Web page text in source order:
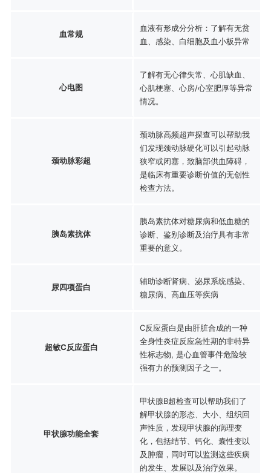
血常规
血液有形成分分析：了解有无贫
血、感染、白细胞及血小板异常
心电图
了解有无心律失常、心肌缺血、
心肌梗塞、心房/心室肥厚等异常
情况。
颈动脉彩超
颈动脉高频超声探查可以帮助我
们发现颈动脉硬化可以引起动脉
狭窄或闭塞，致脑部供血障碍，
是临床有重要诊断价值的无创性
检查方法。
胰岛素抗体
胰岛素抗体对糖尿病和低血糖的
诊断、鉴别诊断及治疗具有非常
重要的意义。
尿四项蛋白
辅助诊断肾病、泌尿系统感染、
糖尿病、高血压等疾病
超敏C反应蛋白
C反应蛋白是由肝脏合成的一种
全身性炎症反应急性期的非特异
性标志物, 是心血管事件危险较
强有力的预测因子之一。
甲状腺功能全套
甲状腺B超检查可以帮助我们了
解甲状腺的形态、大小、组织回
声性质，发现甲状腺的病理变
化，包括结节、钙化、囊性变以
及肿瘤，同时可以监测这些疾病
的发生、发展以及治疗效果。